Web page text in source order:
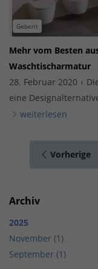
Geberit
Mehr vom Besten
Waschtischarmatur
28. Februar 2020
eine
weiterlesen
Vorherige
Archiv
2025
November (1)
September (1)